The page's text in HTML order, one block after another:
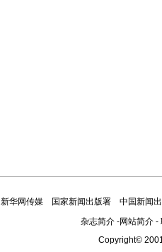
新华网传媒 国家新闻出版署
中国新闻
杂志简介-网站简介-
Copyright©